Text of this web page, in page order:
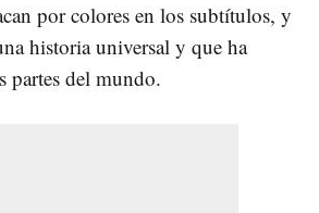
por colores en los subtítulos, y
historia universal y que ha
partes del mundo.